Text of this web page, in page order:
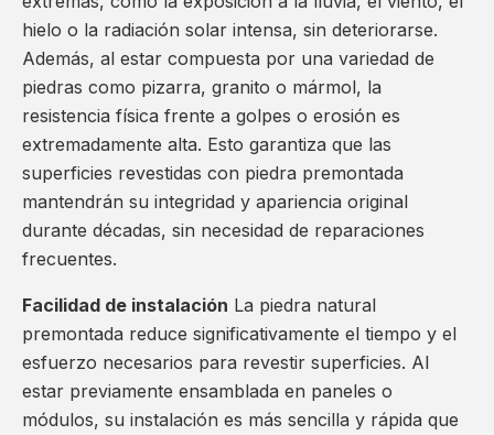
hielo o la radiación solar intensa, sin deteriorarse.
Además, al estar compuesta por una variedad de
piedras como pizarra, granito o mármol, la
resistencia física frente a golpes o erosión es
extremadamente alta. Esto garantiza que las
superficies revestidas con piedra premontada
mantendrán su integridad y apariencia original
durante décadas, sin necesidad de reparaciones
frecuentes.
Facilidad de instalación La piedra natural
premontada reduce significativamente el tiempo y el
esfuerzo necesarios para revestir superficies. Al
estar previamente ensamblada en paneles o
módulos, su instalación es más sencilla y rápida que